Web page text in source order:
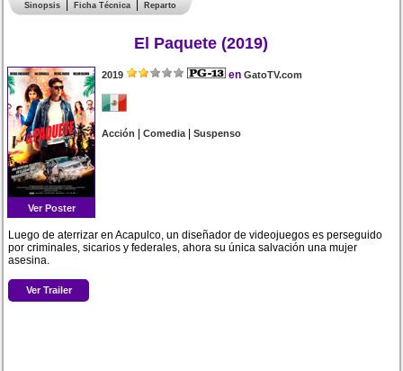
Sinopsis Ficha Técnica Reparto
El Paquete (2019)
Ver Poster
2019 en GatoTV.com
Acción |Comedia|Suspenso
Luego de aterrizar en Acapulco, un diseñador de videojuegos es perseguido
por criminales, sicarios y federales, ahora su única salvación una mujer
asesina.
Ver Trailer